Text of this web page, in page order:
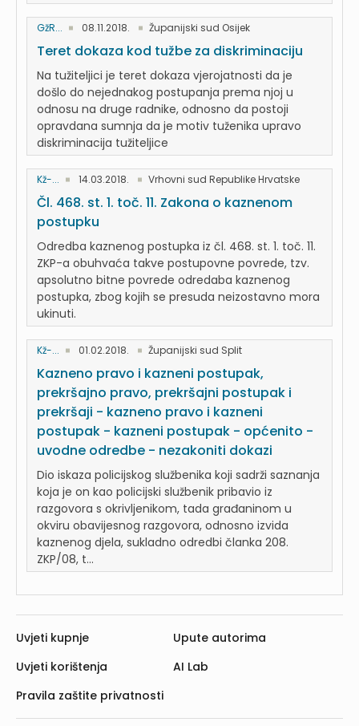
GžR... 08.11.2018. Županijski sud Osijek
Teret dokaza kod tužbe za diskriminaciju
Na tužiteljici je teret dokaza vjerojatnosti da je
došlo do nejednakog postupanja prema njoj u
odnosu na druge radnike, odnosno da postoji
opravdana sumnja da je motiv tuženika upravo
diskriminacija tužiteljice
Kž-... 14.03.2018. Vrhovni sud Republike Hrvatske
Čl. 468. st. 1. toč. 11. Zakona o kaznenom
postupku
Odredba kaznenog postupka iz čl. 468. st. 1. toč. 11.
ZKP-a obuhvaća takve postupovne povrede, tzv.
apsolutno bitne povrede odredaba kaznenog
postupka, zbog kojih se presuda neizostavno mora
ukinuti.
Kž-... 01.02.2018. Županijski sud Split
Kazneno pravo i kazneni postupak,
prekršajno pravo, prekršajni postupak i
prekršaji - kazneno pravo i kazneni
postupak - kazneni postupak - općenito -
uvodne odredbe - nezakoniti dokazi
Dio iskaza policijskog službenika koji sadrži saznanja
koja je on kao policijski službenik pribavio iz
razgovora s okrivljenikom, tada građaninom u
okviru obavijesnog razgovora, odnosno izvida
kaznenog djela, sukladno odredbi članka 208.
ZKP/08, t...
Uvjeti kupnje
Uvjeti korištenja
Pravila zaštite privatnosti
Upute autorima
AI Lab